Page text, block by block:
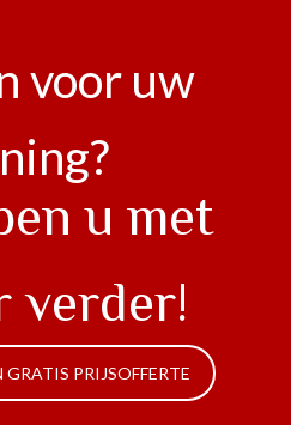
voor uw
u met
verder!
GRATIS PRIJSOFFERTE